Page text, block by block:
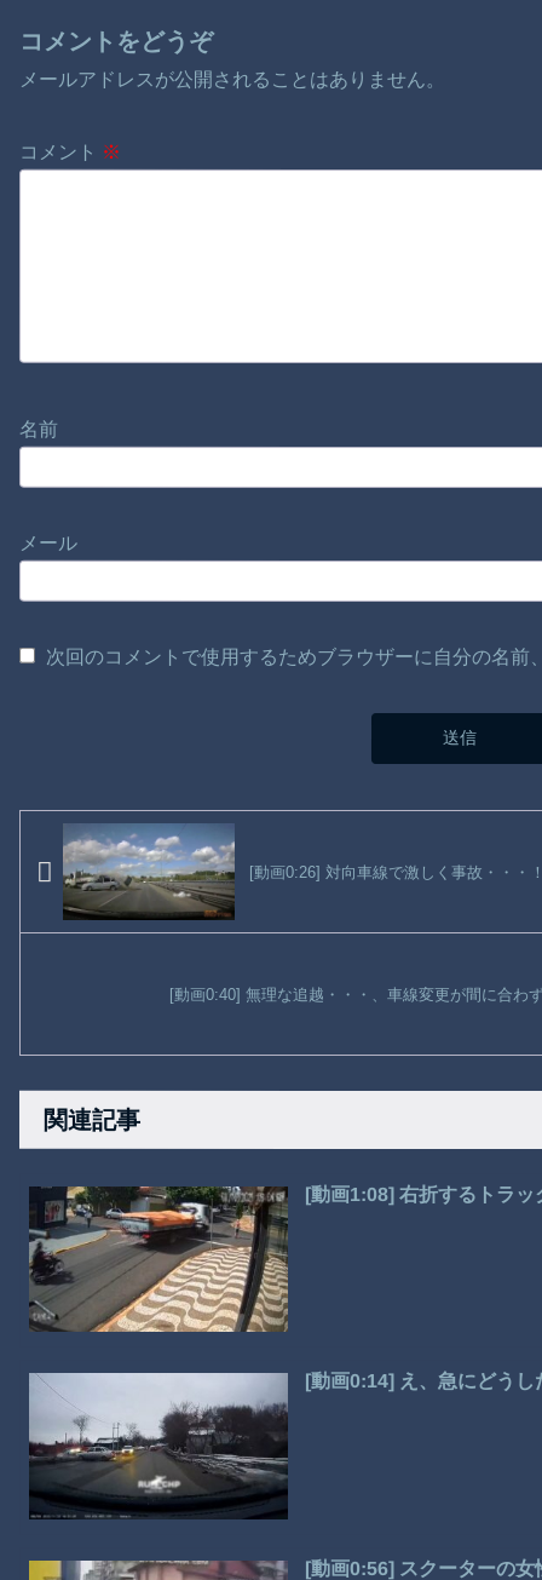
コメントをどうぞ
メールアドレスが公開されることはありません。
コメント ※
名前
メール
次回のコメントで使用するためブラウザーに自分の名
[動画0:26] 対向車線で激しく事故・・・
[動画0:40] 無理な追越・・・、車線変更が間に合わ
関連記事
[動画1:08] 右折するトラ
[動画0:14] え、急にどう
[動画0:56] スクーターの